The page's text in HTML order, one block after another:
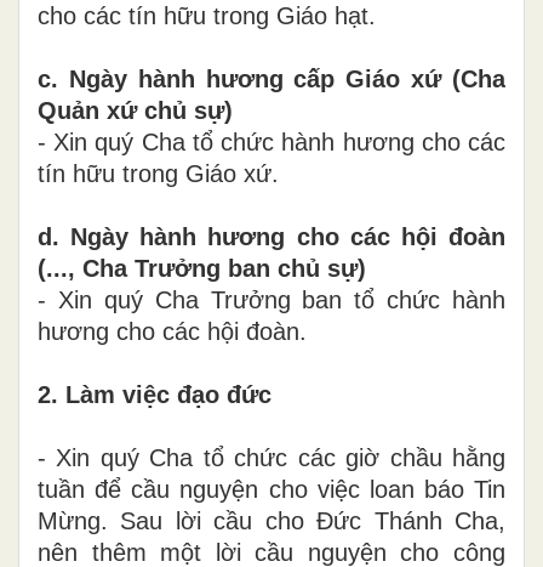
cho các tín hữu trong Giáo hạt.
c. Ngày hành hương cấp Giáo xứ (Cha
Quản xứ chủ sự)
- Xin quý Cha tổ chức hành hương cho các
tín hữu trong Giáo xứ.
d. Ngày hành hương cho các hội đoàn
(..., Cha Trưởng ban chủ sự)
- Xin quý Cha Trưởng ban tổ chức hành
hương cho các hội đoàn.
2. Làm việc đạo đức
- Xin quý Cha tổ chức các giờ chầu hằng
tuần để cầu nguyện cho việc loan báo Tin
Mừng. Sau lời cầu cho Đức Thánh Cha,
nên thêm một lời cầu nguyện cho công